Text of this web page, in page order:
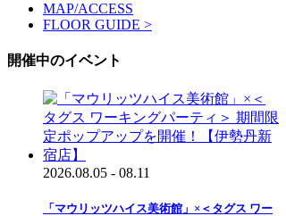
MAP/ACCESS
FLOOR GUIDE >
開催中のイベント
2026.08.05 - 08.11
「マウリッツハイス美術館」×＜タグス ワー